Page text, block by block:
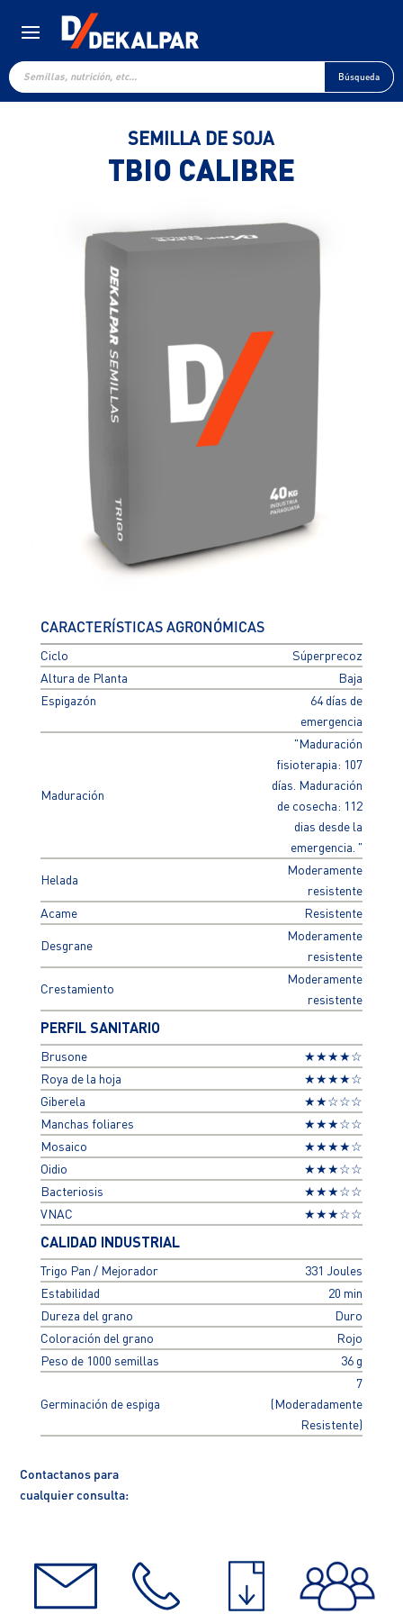
Búsqueda
de
productos
Búsqueda
SEMILLA DE SOJA
TBIO CALIBRE
CARACTERÍSTICAS AGRONÓMICAS
Ciclo
Súperprecoz
Altura de Planta
Baja
Espigazón
64 días de
emergencia
Maduración
"Maduración
fisioterapia: 107
días. Maduración
de cosecha: 112
dias desde la
emergencia. "
Helada
Moderamente
resistente
Acame
Resistente
Desgrane
Moderamente
resistente
Crestamiento
Moderamente
resistente
PERFIL SANITARIO
Brusone
★★★★☆
Roya de la hoja
★★★★☆
Giberela
★★☆☆☆
Manchas foliares
★★★☆☆
Mosaico
★★★★☆
Oidio
★★★☆☆
Bacteriosis
★★★☆☆
VNAC
★★★☆☆
CALIDAD INDUSTRIAL
Trigo Pan / Mejorador
331 Joules
Estabilidad
20 min
Dureza del grano
Duro
Coloración del grano
Rojo
Peso de 1000 semillas
36 g
Germinación de espiga
7
(Moderadamente
Resistente)
Contactanos para
cualquier consulta: